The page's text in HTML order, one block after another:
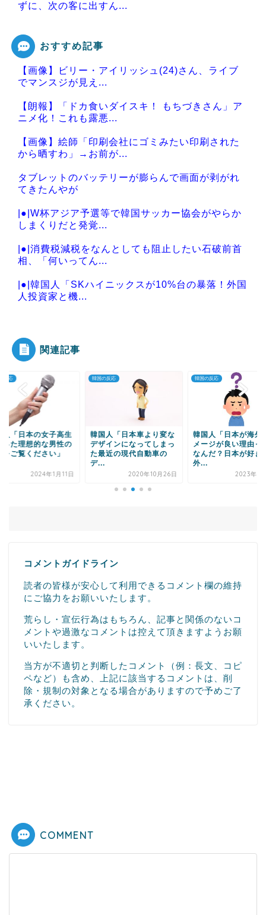
ずに、次の客に出すん...
Powered by livedoor 相互RSS
おすすめ記事
【画像】ビリー・アイリッシュ(24)さん、ライブ
でマンスジが見え...
【朗報】「ドカ食いダイスキ！ もちづきさん」ア
ニメ化！これも露悪...
【画像】絵師「印刷会社にゴミみたい印刷された
から晒すわ」→お前が...
タブレットのバッテリーが膨らんで画面が剥がれ
てきたんやが
|●|W杯アジア予選等で韓国サッカー協会がやらか
しまくりだと発覚...
|●|消費税減税をなんとしても阻止したい石破前首
相、「何いってん...
|●|韓国人「SKハイニックスが10%台の暴落！外国
人投資家と機...
Powered by livedoor 相互RSS
関連記事
反応
人「日本車より変な
インになってしまっ
近の現代自動車の
2020年10月26日
韓国の反応
韓国人「日本が海外でイ
メージが良い理由って何
なんだ？日本が好きな
外...
2023年10月6日
韓国の反応
韓国人「日本、次世
導体を国産化へ ト
タ・ソニーなど8社
会...
2022年11
コメントガイドライン
読者の皆様が安心して利用できるコメント欄の維持
にご協力をお願いいたします。
荒らし・宣伝行為はもちろん、記事と関係のないコ
メントや過激なコメントは控えて頂きますようお願
いいたします。
当方が不適切と判断したコメント（例：長文、コピ
ペなど）も含め、上記に該当するコメントは、削
除・規制の対象となる場合がありますので予めご了
承ください。
COMMENT